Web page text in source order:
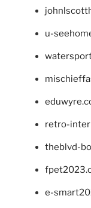
u-
retro-
theblvd-
e-